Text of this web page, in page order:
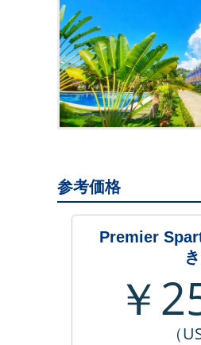
参考価格
Premier
￥
（